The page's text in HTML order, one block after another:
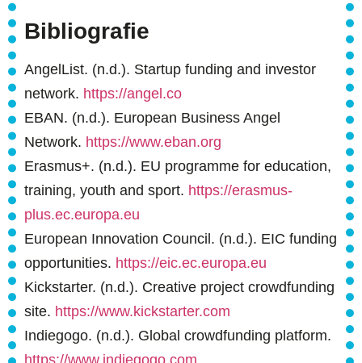
Bibliografie
AngelList. (n.d.). Startup funding and investor
network. https://angel.co
EBAN. (n.d.). European Business Angel
Network. https://www.eban.org
Erasmus+. (n.d.). EU programme for education,
training, youth and sport. https://erasmus-
plus.ec.europa.eu
European Innovation Council. (n.d.). EIC funding
opportunities. https://eic.ec.europa.eu
Kickstarter. (n.d.). Creative project crowdfunding
site. https://www.kickstarter.com
Indiegogo. (n.d.). Global crowdfunding platform.